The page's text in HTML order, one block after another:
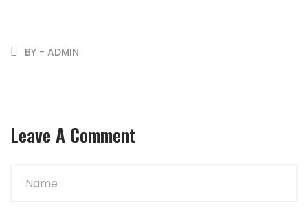
BY - ADMIN
Leave A Comment